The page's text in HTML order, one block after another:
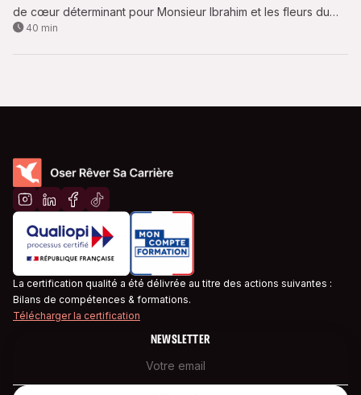
de cœur déterminant pour Monsieur Ibrahim et les fleurs du
Coran d’Eric-Emmanuel Schmitt.
40 min
La certification qualité a été délivrée au titre des actions suivantes :
Bilans de compétences & formations.
Télécharger la certification
NEWSLETTER